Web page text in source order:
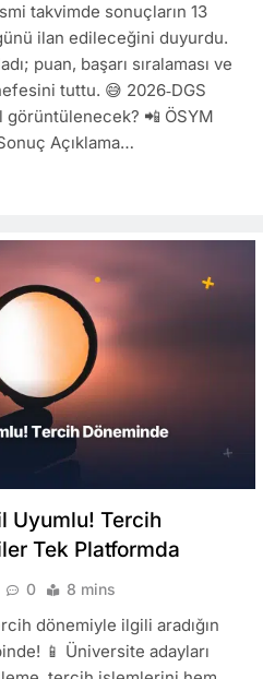
takvimde sonuçların 13
ilan edileceğini duyurdu.
puan, başarı sıralaması ve
tuttu. 😅 2026‑DGS
görüntülenecek? 📲 ÖSYM
Açıklama…
Uyumlu! Tercih
Tek Platformda
0 8 mins
dönemiyle ilgili aradığın
📱 Üniversite adayları